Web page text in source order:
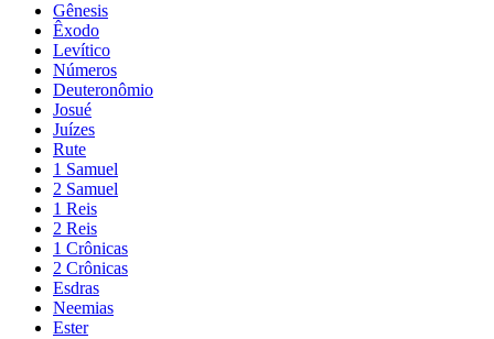
Gênesis
Êxodo
Levítico
Números
Deuteronômio
Josué
Juízes
Rute
1 Samuel
2 Samuel
1 Reis
2 Reis
1 Crônicas
2 Crônicas
Esdras
Neemias
Ester